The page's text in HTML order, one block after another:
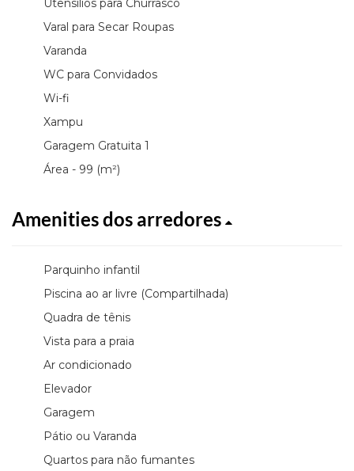
Utensílios para Churrasco
Varal para Secar Roupas
Varanda
WC para Convidados
Wi-fi
Xampu
Garagem Gratuita 1
Área - 99 (m²)
Amenities dos arredores
Parquinho infantil
Piscina ao ar livre (Compartilhada)
Quadra de tênis
Vista para a praia
Ar condicionado
Elevador
Garagem
Pátio ou Varanda
Quartos para não fumantes